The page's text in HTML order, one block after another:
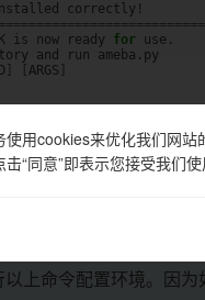
is now ready for
and run
ARGS
上命令配置环境。因
用cookies来优化我们网站
“同意”即表示您接受我们使